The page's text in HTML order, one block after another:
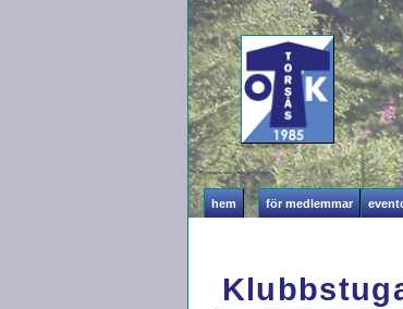
hem för medlemmar